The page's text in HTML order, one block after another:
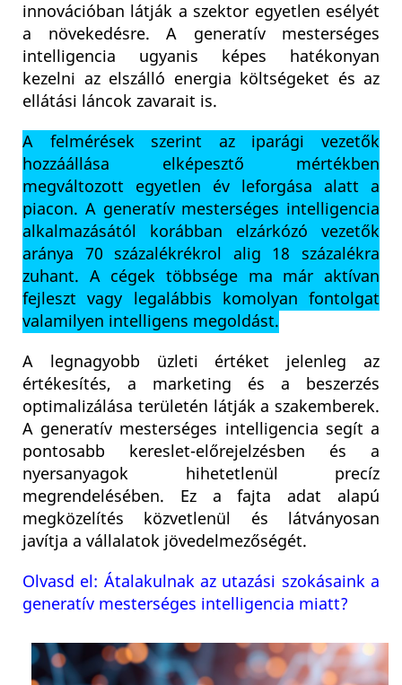
innovációban látják a szektor egyetlen esélyét
a növekedésre. A generatív mesterséges
intelligencia ugyanis képes hatékonyan
kezelni az elszálló energia költségeket és az
ellátási láncok zavarait is.
A felmérések szerint az iparági vezetők
hozzáállása elképesztő mértékben
megváltozott egyetlen év leforgása alatt a
piacon. A generatív mesterséges intelligencia
alkalmazásától korábban elzárkózó vezetők
aránya 70 százalékrékrol alig 18 százalékra
zuhant. A cégek többsége ma már aktívan
fejleszt vagy legalábbis komolyan fontolgat
valamilyen intelligens megoldást.
A legnagyobb üzleti értéket jelenleg az
értékesítés, a marketing és a beszerzés
optimalizálása területén látják a szakemberek.
A generatív mesterséges intelligencia segít a
pontosabb kereslet-előrejelzésben és a
nyersanyagok hihetetlenül precíz
megrendelésében. Ez a fajta adat alapú
megközelítés közvetlenül és látványosan
javítja a vállalatok jövedelmezőségét.
Olvasd el: Átalakulnak az utazási szokásaink a
generatív mesterséges intelligencia miatt?